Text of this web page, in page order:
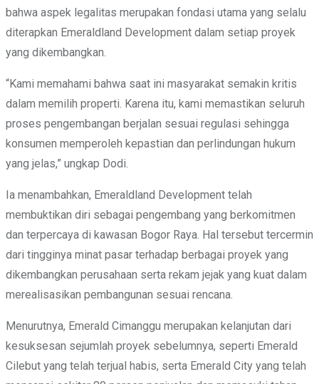
bahwa aspek legalitas merupakan fondasi utama yang selalu
diterapkan Emeraldland Development dalam setiap proyek
yang dikembangkan.
“Kami memahami bahwa saat ini masyarakat semakin kritis
dalam memilih properti. Karena itu, kami memastikan seluruh
proses pengembangan berjalan sesuai regulasi sehingga
konsumen memperoleh kepastian dan perlindungan hukum
yang jelas,” ungkap Dodi.
Ia menambahkan, Emeraldland Development telah
membuktikan diri sebagai pengembang yang berkomitmen
dan terpercaya di kawasan Bogor Raya. Hal tersebut tercermin
dari tingginya minat pasar terhadap berbagai proyek yang
dikembangkan perusahaan serta rekam jejak yang kuat dalam
merealisasikan pembangunan sesuai rencana.
Menurutnya, Emerald Cimanggu merupakan kelanjutan dari
kesuksesan sejumlah proyek sebelumnya, seperti Emerald
Cilebut yang telah terjual habis, serta Emerald City yang telah